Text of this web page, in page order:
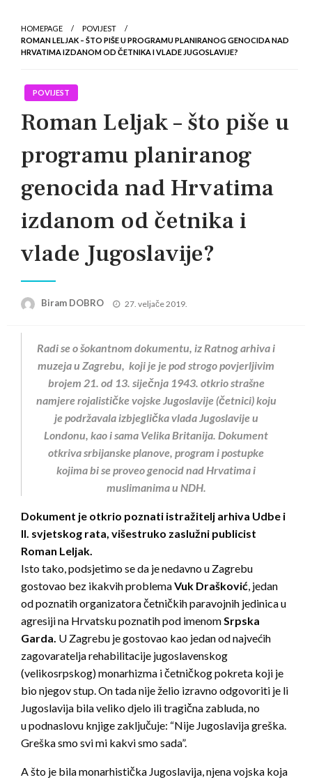
HOMEPAGE
POVIJEST
ROMAN LELJAK – ŠTO PIŠE U PROGRAMU PLANIRANOG GENOCIDA NAD
HRVATIMA IZDANOM OD ČETNIKA I VLADE JUGOSLAVIJE?
POVIJEST
Roman Leljak – što piše u
programu planiranog
genocida nad Hrvatima
izdanom od četnika i
vlade Jugoslavije?
Biram DOBRO
Posted
27. veljače 2019.
Radi se o šokantnom dokumentu, iz Ratnog arhiva i
muzeja u Zagrebu, koji je je pod strogo povjerljivim
brojem 21. od 13. siječnja 1943. otkrio strašne
namjere rojalističke vojske Jugoslavije (četnici) koju
je podržavala izbjeglička vlada Jugoslavije u
Londonu, kao i sama Velika Britanija. Dokument
otkriva srbijanske planove, program i postupke
kojima bi se proveo genocid nad Hrvatima i
muslimanima u NDH.
Dokument je otkrio poznati istražitelj arhiva Udbe i
II. svjetskog rata, višestruko zaslužni publicist
Roman Leljak.
Isto tako, podsjetimo se da je nedavno u Zagrebu
gostovao bez ikakvih problemaVuk Drašković, jedan
od poznatih organizatora četničkih paravojnih jedinica u
agresiji na Hrvatsku poznatih pod imenomSrpska
Garda. U Zagrebu je gostovao kao jedan od najvećih
zagovaratelja rehabilitacije jugoslavenskog
(velikosrpskog) monarhizma i četničkog pokreta koji je
bio njegov stup. On tada nije želio izravno odgovoriti je li
Jugoslavija bila veliko djelo ili tragična zabluda, no
u podnaslovu knjige zaključuje: “Nije Jugoslavija greška.
Greška smo svi mi kakvi smo sada”.
A što je bila monarhistička Jugoslavija, njena vojska koja